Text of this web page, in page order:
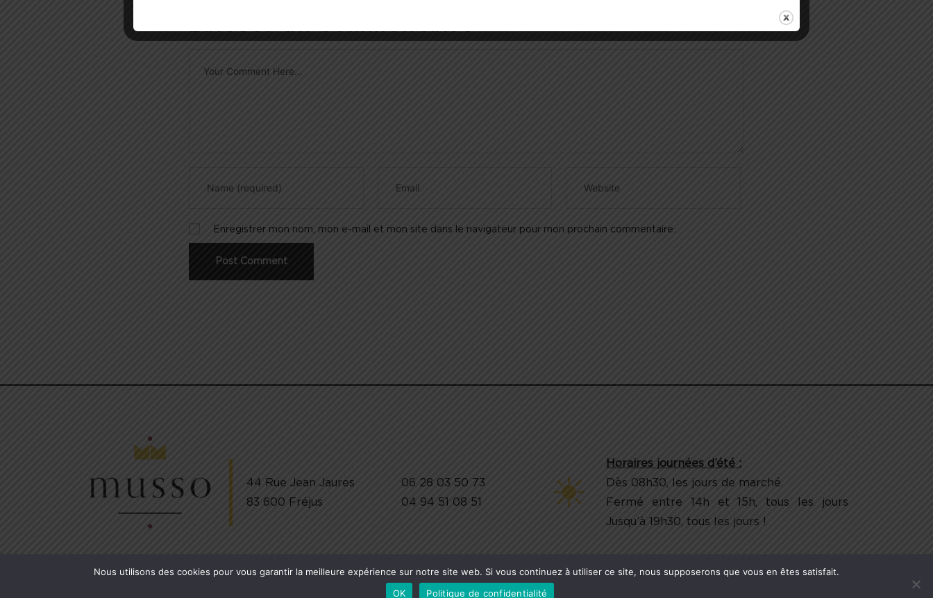
Enregistrer mon nom, mon e-mail et mon site dans le navigateur pour mon prochain commentaire.
44 Rue Jean Jaures
83 600 Fréjus
06 28 03 50 73
04 94 51 08 51
Horaires journées d’été :
Dès 08h30, les jours de marché.
Fermé entre 14h et 15h, tous les jours
Jusqu’à 19h30, tous les jours !
Mentions légales/Politique de confidentialité
Nous utilisons des cookies pour vous garantir la meilleure expérience sur notre site web. Si vous continuez à utiliser ce site, nous supposerons que vous en êtes satisfait.
OK
Politique de confidentialité